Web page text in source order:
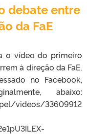
debate entre
da FaE
o vídeo do primeiro
à direção da FaE.
no Facebook,
abaixo:
videos/33609912